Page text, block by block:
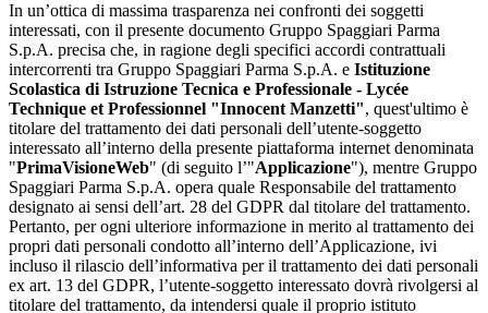
In un’ottica di massima trasparenza nei confronti dei soggetti
interessati, con il presente documento Gruppo Spaggiari Parma
S.p.A. precisa che, in ragione degli specifici accordi contrattuali
intercorrenti tra Gruppo Spaggiari Parma S.p.A. e Istituzione
Scolastica di Istruzione Tecnica e Professionale - Lycée
Technique et Professionnel "Innocent Manzetti", quest'ultimo è
titolare del trattamento dei dati personali dell’utente-soggetto
interessato all’interno della presente piattaforma internet denominata
"PrimaVisioneWeb" (di seguito l’"Applicazione"), mentre Gruppo
Spaggiari Parma S.p.A. opera quale Responsabile del trattamento
designato ai sensi dell’art. 28 del GDPR dal titolare del trattamento.
Pertanto, per ogni ulteriore informazione in merito al trattamento dei
propri dati personali condotto all’interno dell’Applicazione, ivi
incluso il rilascio dell’informativa per il trattamento dei dati personali
ex art. 13 del GDPR, l’utente-soggetto interessato dovrà rivolgersi al
titolare del trattamento, da intendersi quale il proprio istituto